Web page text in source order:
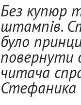
Без купюр
штампів.
було
повернути
читача
Стефаника